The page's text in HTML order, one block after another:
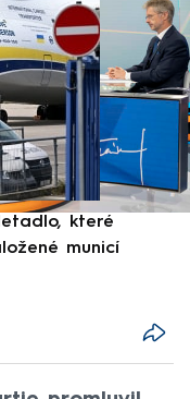
které
municí